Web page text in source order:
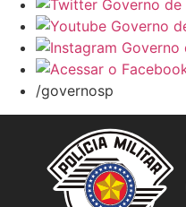
/governosp